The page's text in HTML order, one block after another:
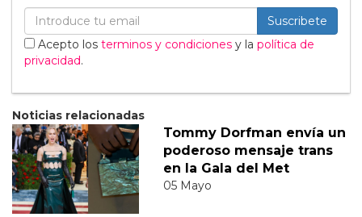
Suscribete
Acepto los terminos y condiciones y la política de
privacidad.
Noticias relacionadas
Tommy Dorfman envía un
poderoso mensaje trans
en la Gala del Met
05 Mayo